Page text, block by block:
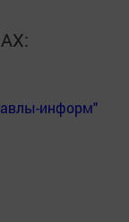
информ"